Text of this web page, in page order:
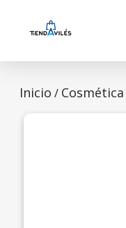
Inicio / Cosmética